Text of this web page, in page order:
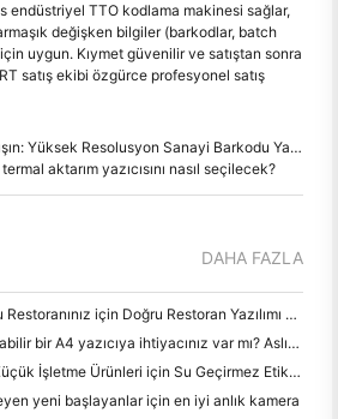
endüstriyel TTO kodlama makinesi sağlar,
değişken bilgiler (barkodlar, batch
uygun. Kıymet güvenilir ve satıştan sonra
satış ekibi özgürce profesyonel satış
Resolusyon Sanayi Barkodu Yapıcı ve Daha fazla
aktarım yazıcısını nasıl seçilecek?
DAHA FAZLA
Küçük veya Orta Boyutlu Restoranınız için Doğru Restoran Yazılımı Nasıl Seçilir
Depo faturaları için taşınabilir bir A4 yazıcıya ihtiyacınız var mı? Aslında ne çalışır
Termal Etiket Yazıcıları Küçük İşletme Ürünleri için Su Geçirmez Etiketler Yapabilir mi?
yeni başlayanlar için en iyi anlık kamera